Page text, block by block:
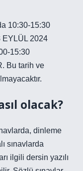
10:30-15:30
EYLÜL 2024
15:30
Bu tarih ve
olacak?
dinleme
sınavlarda
ilgili dersin yazılı